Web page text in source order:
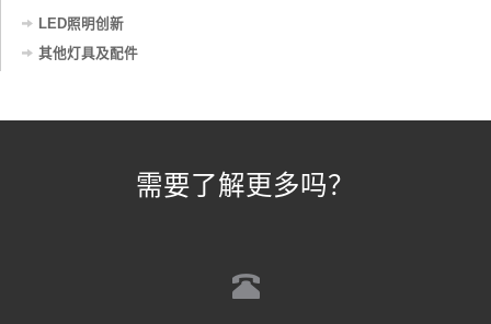
LED照明创新
其他灯具及配件
需要了解更多吗？